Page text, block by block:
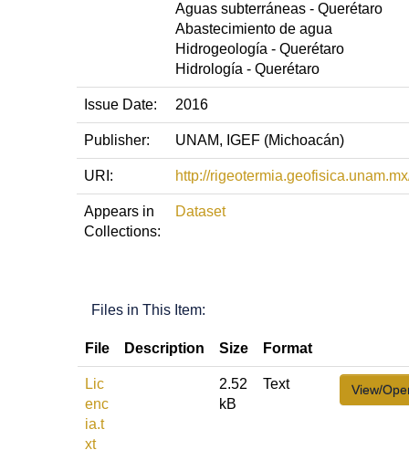
Aguas subterráneas - Querétaro
Abastecimiento de agua
Hidrogeología - Querétaro
Hidrología - Querétaro
Issue Date: 2016
Publisher: UNAM, IGEF (Michoacán)
URI: http://
Appears in
Collections:
Dataset
Files in This Item:
File Description Size Format
Lic
enc
ia.t
xt
2.52
kB
Text View/